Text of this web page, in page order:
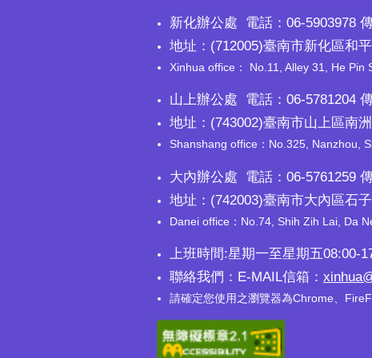
新化辦公處 電話：06-5903978
地址：(712005)臺南市新化區和
Xinhua office： No.11, Alley 31, He Pin
山上辦公處 電話：06-5781204
地址：(743002)臺南市山上區南
Shanshang office：No.325, Nanzhou,
大內辦公處 電話：06-5761259
地址：(742003)臺南市大內區石
Danei office：No.74, Shih Zih Lai, Da
上班時間:星期一至星期五08:00-
聯絡我們：E-MAIL信箱：
請確定您使用之瀏覽器為Chrome、